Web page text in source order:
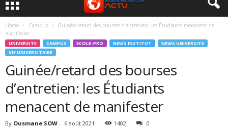
Home Campus
Guinée/retard des bourses d’entretien: les Étudiants menacent de
manifester
UNIVERSITE CAMPUS ECOLE-PRO NEWS INSTITUT
NEWS UNIVERSITE
VIE UNIVERSITAIRE
Guinée/retard des bourses
d’entretien: les Étudiants
menacent de manifester
By Ousmane SOW - 6 août 2021 1402 0